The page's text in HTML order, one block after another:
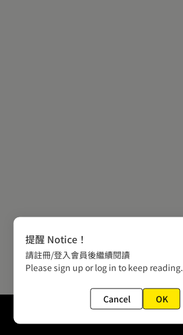
提醒 Notice！
請註冊/登入會員後繼續閱讀
Please sign up or log in to keep reading.
Cancel OK